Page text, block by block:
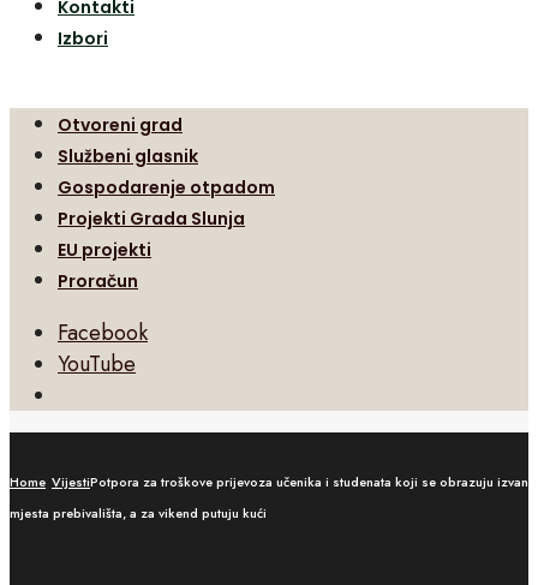
Kontakti
Izbori
Otvoreni grad
Službeni glasnik
Gospodarenje otpadom
Projekti Grada Slunja
EU projekti
Proračun
Facebook
YouTube
Search
Home VijestiPotpora za troškove prijevoza učenika i studenata koji se obrazuju izvan
mjesta prebivališta, a za vikend putuju kući